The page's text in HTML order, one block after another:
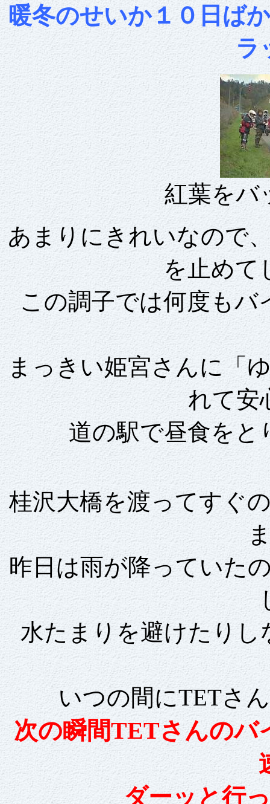
暖冬のせいか１０日ば
ラ
紅葉をバ
あまりにきれいなので
を止めて
この調子では何度もバ
まっきい姫宮さんに「
れて安
道の駅で昼食をと
桂沢大橋を渡ってすぐ
昨日は雨が降っていた
水たまりを避けたり
いつの間にTETさ
次の瞬間TETさんのバ
ダーッと行